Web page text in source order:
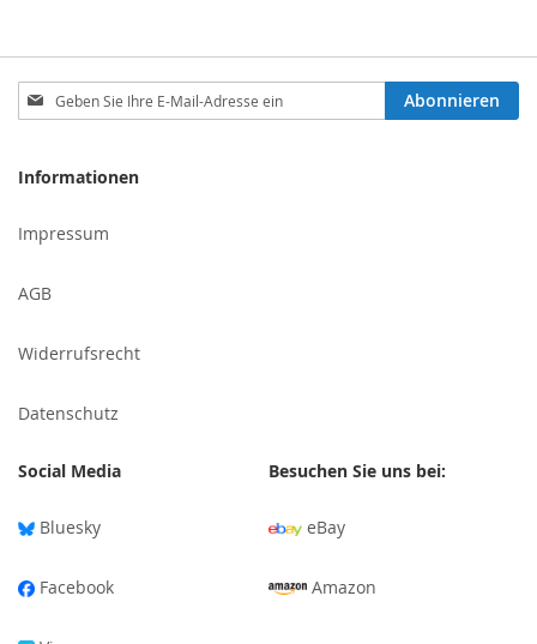
Melden
Sie
unseren
an:
Abonnieren
Informationen
Impressum
AGB
Widerrufsrecht
Datenschutz
Social Media
Bluesky
Facebook
Besuchen Sie uns bei:
eBay
Amazon